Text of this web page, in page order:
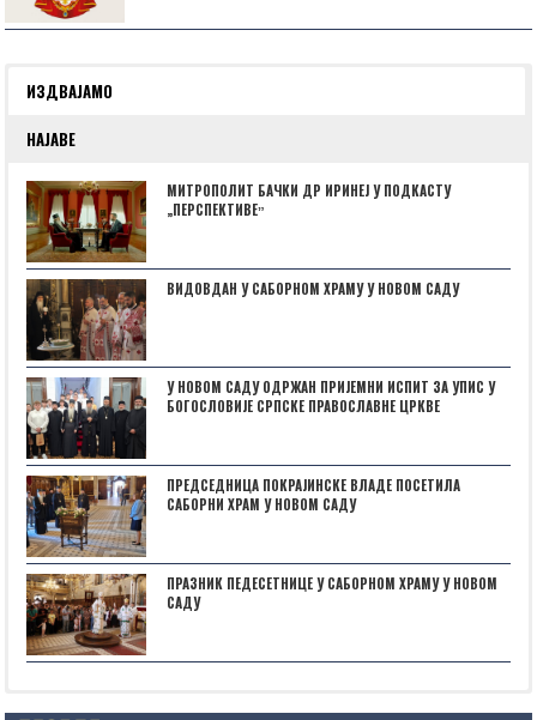
ИЗДВАЈАМО
НАЈАВЕ
МИТРОПОЛИТ БАЧКИ ДР ИРИНЕЈ У ПОДКАСТУ
„ПЕРСПЕКТИВЕˮ
ВИДОВДАН У САБОРНОМ ХРАМУ У НОВОМ САДУ
У НОВОМ САДУ ОДРЖАН ПРИЈЕМНИ ИСПИТ ЗА УПИС У
БОГОСЛОВИЈЕ СРПСКЕ ПРАВОСЛАВНЕ ЦРКВЕ
ПРЕДСЕДНИЦА ПОКРАЈИНСКЕ ВЛАДЕ ПОСЕТИЛА
САБОРНИ ХРАМ У НОВОМ САДУ
ПРАЗНИК ПЕДЕСЕТНИЦЕ У САБОРНОМ ХРАМУ У НОВОМ
САДУ